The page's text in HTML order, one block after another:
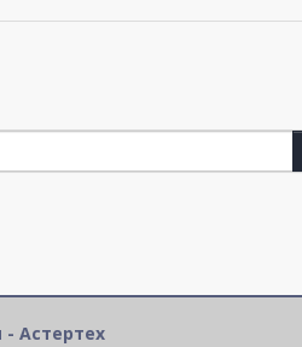
- Астертех